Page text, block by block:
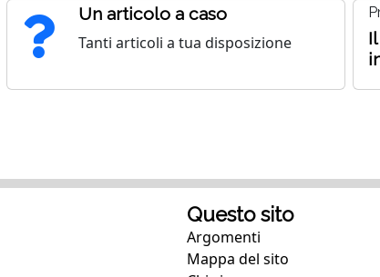
Un articolo a caso
Tanti articoli a tua disposizione
Questo sito
Argomenti
Mappa del sito